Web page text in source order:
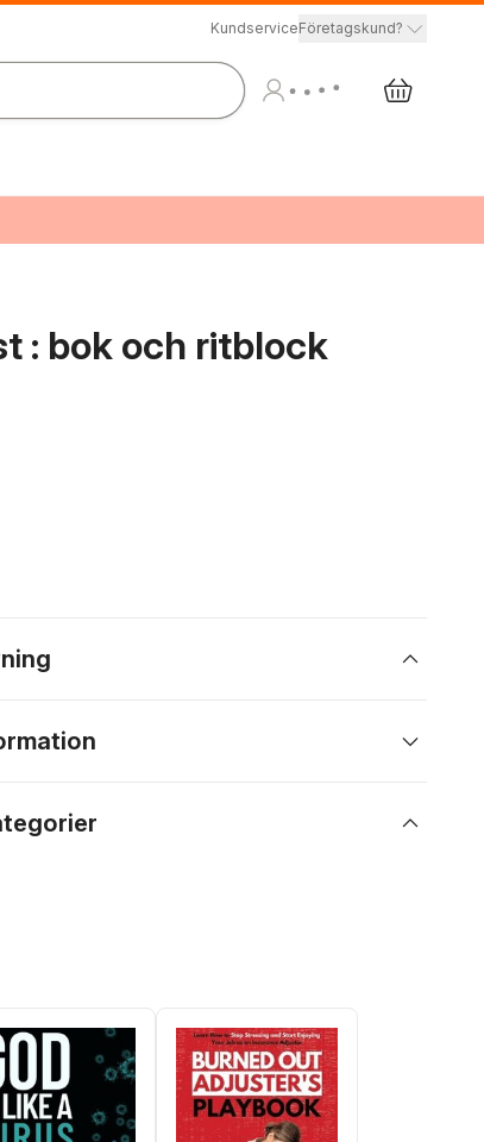
KundserviceFöretagskund?
: bok och ritblock